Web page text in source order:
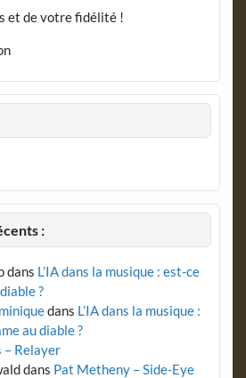
et de votre fidélité !
:
dans L’IA dans la musique : est-ce
?
dans L’IA dans la musique :
au diable ?
– Relayer
dans Pat Metheny – Side-Eye